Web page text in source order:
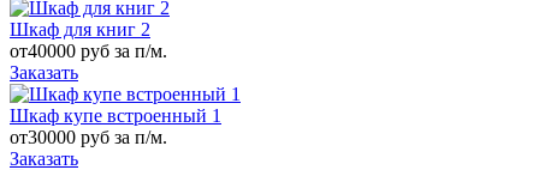
Шкаф для книг 2
от40000 руб за п/м.
Заказать
Шкаф купе встроенный 1
от30000 руб за п/м.
Заказать